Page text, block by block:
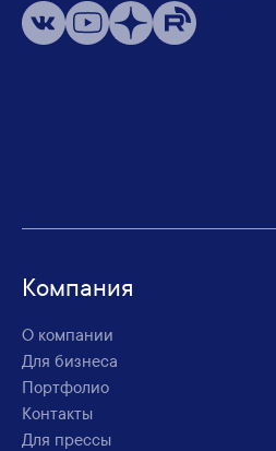
Компания
О компании
Для бизнеса
Портфолио
Контакты
Для прессы